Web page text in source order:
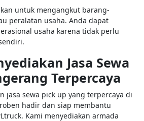
untuk mengangkut barang-
peralatan usaha. Anda dapat
usaha karena tidak perlu
Jasa Sewa
Terpercaya
jasa sewa pick up yang terpercaya di
hadir dan siap membantu
Kami menyediakan armada